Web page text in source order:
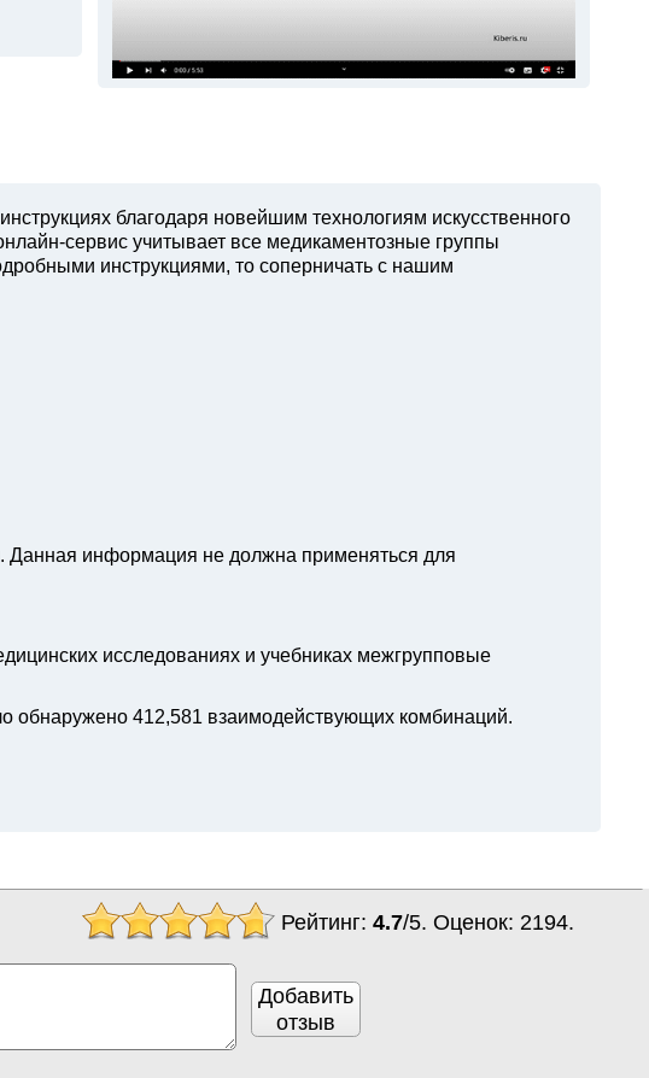
благодаря новейшим технологиям искусственного
сервис учитывает все медикаментозные группы
инструкциями, то соперничать с нашим
. Данная информация не должна применяться для
исследованиях и учебниках межгрупповые
обнаружено 412,581 взаимодействующих комбинаций.
Рейтинг: 4.7/5. Оценок: 2194.
Добавить
отзыв